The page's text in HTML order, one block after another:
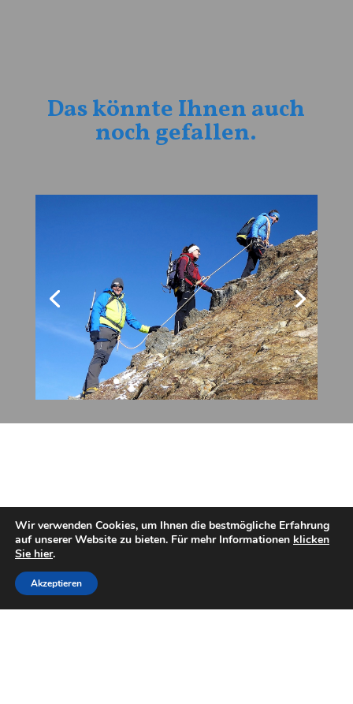
Das könnte Ihnen auch
noch gefallen.
Gehen am kurzen Seil - Kurs
weiterlesen ...
Home
Gästebuch
Wir verwenden Cookies, um Ihnen die bestmögliche Erfahrung
auf unserer Website zu bieten. Für mehr Informationen klicken
Sie hier.
Akzeptieren